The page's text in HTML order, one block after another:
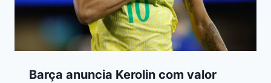
Barça anuncia Kerolin com valor